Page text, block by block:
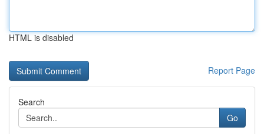
HTML is disabled
Report Page
Search
Go